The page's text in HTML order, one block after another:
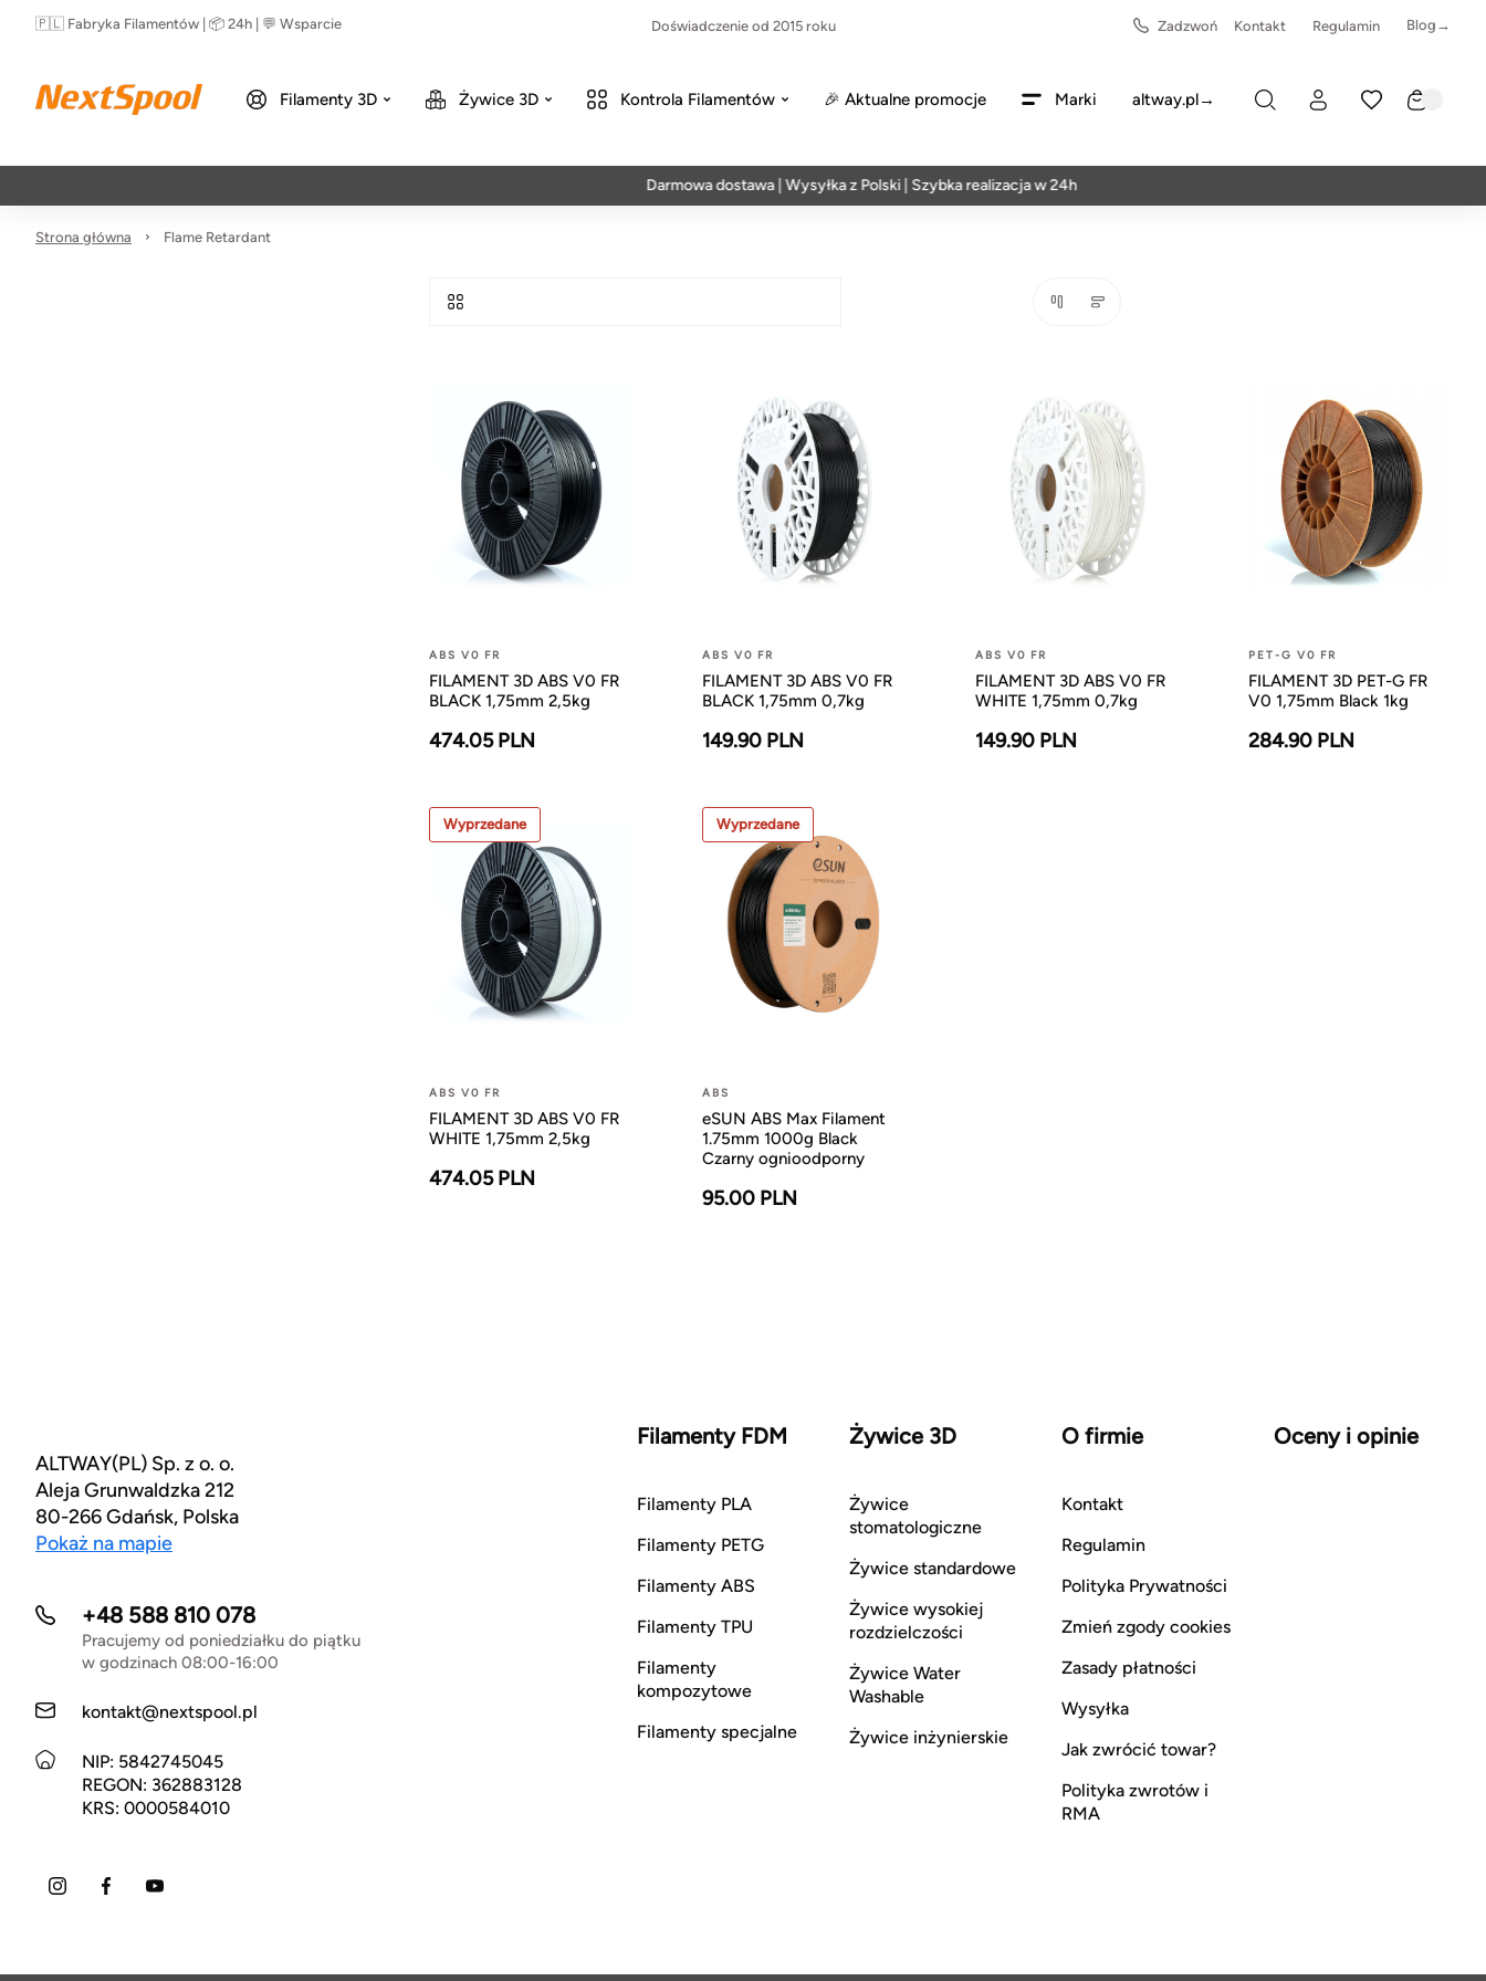
🇵🇱 Fabryka Filamentów | 📦 24h | 💬 Wsparcie Doświadczenie od 2015 roku Zadzwoń Kontakt Regulamin Blog→
Filamenty 3D Żywice 3D Kontrola Filamentów 🎉 Aktualne promocje Marki altway.pl→
Darmowa dostawa | Wysyłka z Polski | Szybka realizacja w 24h
Strona główna Flame Retardant
ABS V0 FR
FILAMENT 3D ABS V0 FR
BLACK 1,75mm 2,5kg
474.05 PLN
ABS V0 FR
FILAMENT 3D ABS V0 FR
BLACK 1,75mm 0,7kg
149.90 PLN
ABS V0 FR
FILAMENT 3D ABS V0 FR
WHITE 1,75mm 0,7kg
149.90 PLN
PET-G V0 FR
FILAMENT 3D PET-G FR
V0 1,75mm Black 1kg
284.90 PLN
Wyprzedane
ABS V0 FR
FILAMENT 3D ABS V0 FR
WHITE 1,75mm 2,5kg
474.05 PLN
Wyprzedane
ABS
eSUN ABS Max Filament
1.75mm 1000g Black
Czarny ognioodporny
95.00 PLN
ALTWAY(PL) Sp. z o. o.
Aleja Grunwaldzka 212
80-266 Gdańsk, Polska
Pokaż na mapie
+48 588 810 078
Pracujemy od poniedziałku do piątku
w godzinach 08:00-16:00
kontakt@nextspool.pl
NIP: 5842745045
REGON: 362883128
KRS: 0000584010
Filamenty FDM
Filamenty PLA
Filamenty PETG
Filamenty ABS
Filamenty TPU
Filamenty
kompozytowe
Filamenty specjalne
Żywice 3D
Żywice
stomatologiczne
Żywice standardowe
Żywice wysokiej
rozdzielczości
Żywice Water
Washable
Żywice inżynierskie
O firmie
Kontakt
Regulamin
Polityka Prywatności
Zmień zgody cookies
Zasady płatności
Wysyłka
Jak zwrócić towar?
Polityka zwrotów i
RMA
Oceny i opinie